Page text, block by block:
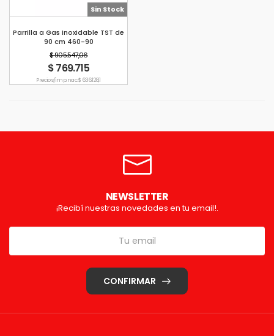
Sin Stock
Parrilla a Gas Inoxidable TST de
90 cm 460-90
$ 905.547,06
$ 769.715
Precio s/imp. nac. $ 636.128,1
NEWSLETTER
¡Recibí nuestras novedades en tu email!.
CONFIRMAR